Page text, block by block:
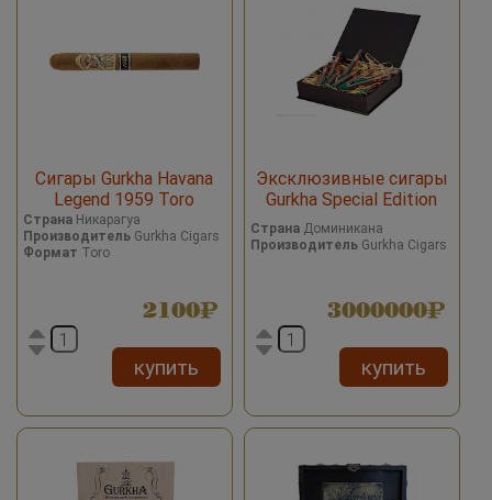
Сигары Gurkha Havana
Legend 1959 Toro
Страна Никарагуа
Производитель Gurkha Cigars
Формат Toro
2100
купить
Эксклюзивные сигары
Gurkha Special Edition
HMR His Majesty's Reserve
СтранаДоминикана
ПроизводительGurkha Cigars
3000000
купить